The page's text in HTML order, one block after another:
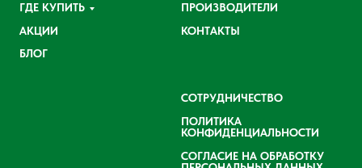
ГДЕ КУПИТЬ
АКЦИИ
БЛОГ
ПРОИЗВОДИТЕЛИ
КОНТАКТЫ
СОТРУДНИЧЕСТВО
ПОЛИТИКА
КОНФИДЕНЦИАЛЬНОСТИ
СОГЛАСИЕ НА ОБРАБОТКУ